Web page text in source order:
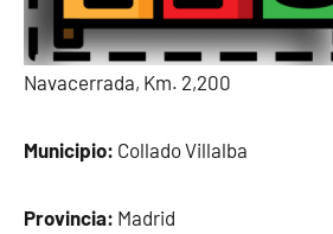
Navacerrada, Km. 2,200
Municipio: Collado Villalba
Provincia: Madrid